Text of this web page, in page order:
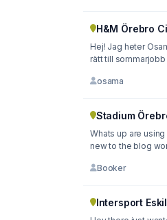
H&M Örebro
Hej! Jag heter
rätt till
osama
Stadium
Whats up are
new to the blog
Booker
Intersport